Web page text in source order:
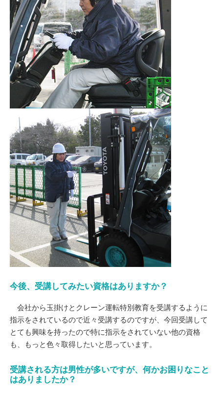
今後、受講してみたい資格はありますか？
会社から玉掛けとクレーン運転特別教育を受講するように
指示をされているので近々受講するのですが、今回受講して
とても興味を持ったので特に指示をされていない他の資格
も、もっと色々取得したいと思っています。
受講される方は男性が多いですが、何かお困りなこと
はありましたか？